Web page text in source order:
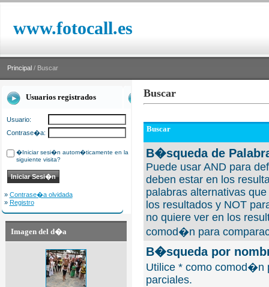
www.fotocall.es
Principal / Buscar
Usuarios registrados
Usuario:
Contrase�a:
�Iniciar sesi�n autom�ticamente en la
siguiente visita?
» Contrase�a olvidada
» Registro
Imagen del d�a
Buscar
Buscar
B�squeda de
Puede usar AND para
deben estar en los
palabras alternativas
los resultados y NOT
no quiere ver en los
comod�n para
B�squeda por
Utilice * como comod�n
parciales.